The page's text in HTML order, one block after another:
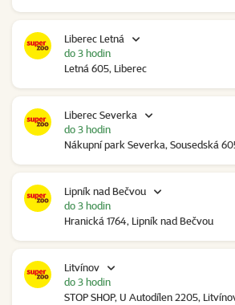
Liberec Letná
Letná 605, Liberec
do 3 hodin
Liberec Severka
Nákupní park Severka, Sousedská
do 3 hodin
Lipník nad Bečvou
Hranická 1764, Lipník nad Bečvou
do 3 hodin
Litvínov
STOP SHOP, U Autodílen 2205,
do 3 hodin